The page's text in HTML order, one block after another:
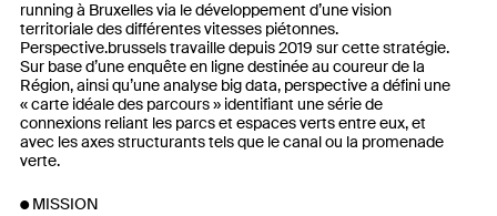
running à Bruxelles via le développement d’une vision
territoriale des différentes vitesses piétonnes.
Perspective.brussels travaille depuis 2019 sur cette stratégie.
Sur base d’une enquête en ligne destinée au coureur de la
Région, ainsi qu’une analyse big data, perspective a défini une
« carte idéale des parcours » identifiant une série de
connexions reliant les parcs et espaces verts entre eux, et
avec les axes structurants tels que le canal ou la promenade
verte.
MISSION